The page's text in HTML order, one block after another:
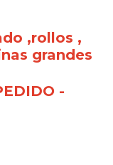
,rollos ,
grandes
-